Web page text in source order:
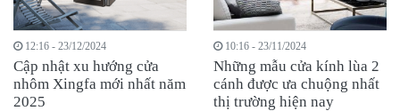
12:16 - 23/12/2024
Cập nhật xu hướng cửa
nhôm Xingfa mới nhất năm
2025
10:16 - 23/11/2024
Những mẫu cửa kính lùa 2
cánh được ưa chuộng nhất
thị trường hiện nay